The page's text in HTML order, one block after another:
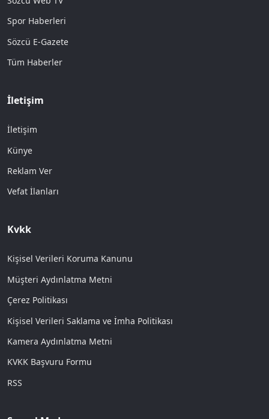
Spor Haberleri
Sözcü E-Gazete
Tüm Haberler
İletişim
İletişim
Künye
Reklam Ver
Vefat İlanları
Kvkk
Kişisel Verileri Koruma Kanunu
Müşteri Aydınlatma Metni
Çerez Politikası
Kişisel Verileri Saklama ve İmha Politikası
Kamera Aydınlatma Metni
KVKK Başvuru Formu
RSS